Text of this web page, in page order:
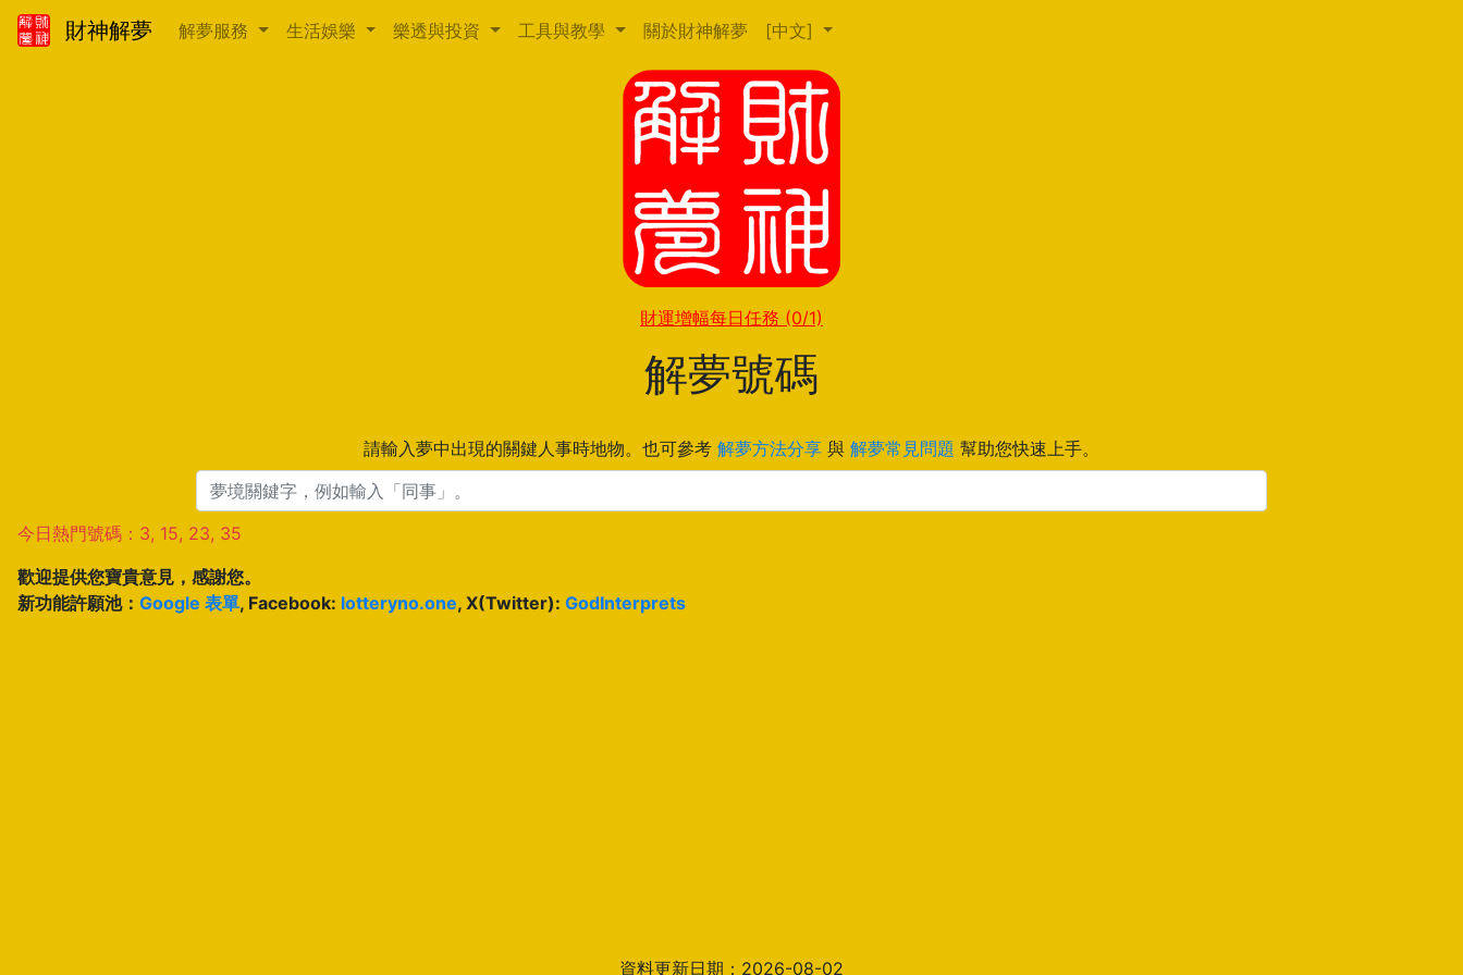
財神解夢 解夢服務 生活娛樂 樂透與投資 工具與教學 關於財神解夢 [中文]
財運增幅每日任務 (0/1)
解夢號碼
請輸入夢中出現的關鍵人事時地物。也可參考 解夢方法分享 與 解夢常見問題 幫助您快速上手。
今日熱門號碼：3, 15, 23, 35
歡迎提供您寶貴意見，感謝您。
新功能許願池： Google 表單, Facebook: lotteryno.one, X(Twitter): GodInterprets
資料更新日期：2026-08-02